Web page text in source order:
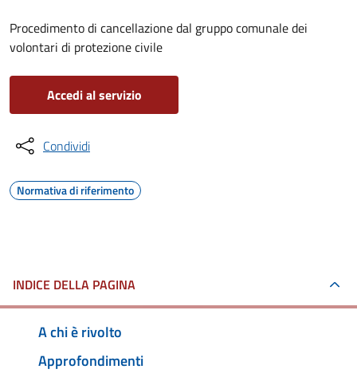
Procedimento di cancellazione dal gruppo comunale dei
volontari di protezione civile
Accedi al servizio
Condividi
Normativa di riferimento
INDICE DELLA PAGINA
A chi è rivolto
Approfondimenti